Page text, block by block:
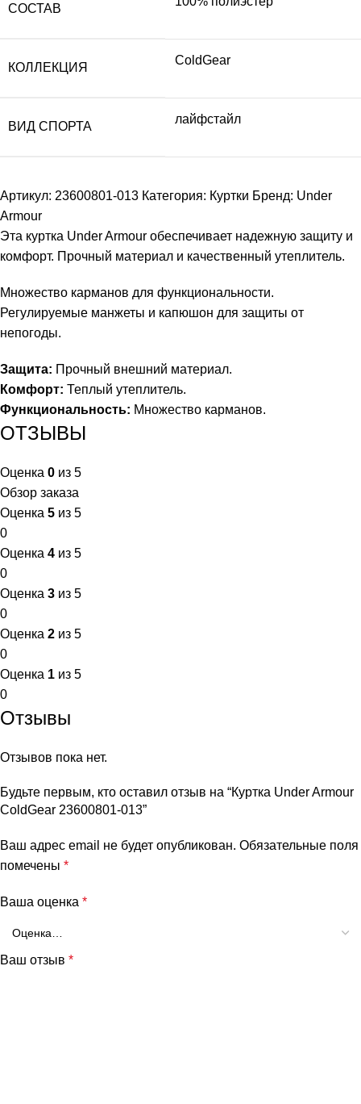
СОСТАВ
КОЛЛЕКЦИЯ
ColdGear
ВИД СПОРТА
лайфстайл
Артикул: 23600801-013 Категория: Куртки Бренд: Under
Armour
Эта куртка Under Armour обеспечивает надежную защиту и
комфорт. Прочный материал и качественный утеплитель.
Множество карманов для функциональности.
Регулируемые манжеты и капюшон для защиты от
непогоды.
Защита: Прочный внешний материал.
Комфорт: Теплый утеплитель.
Функциональность: Множество карманов.
ОТЗЫВЫ
Оценка 0 из 5
Обзор заказа
Оценка 5 из 5
0
Оценка 4 из 5
0
Оценка 3 из 5
0
Оценка 2 из 5
0
Оценка 1 из 5
0
Отзывы
Отзывов пока нет.
Будьте первым, кто оставил отзыв на “Куртка Under Armour
ColdGear 23600801-013”
Ваш адрес email не будет опубликован. Обязательные поля
помечены *
Ваша оценка *
Ваш отзыв *